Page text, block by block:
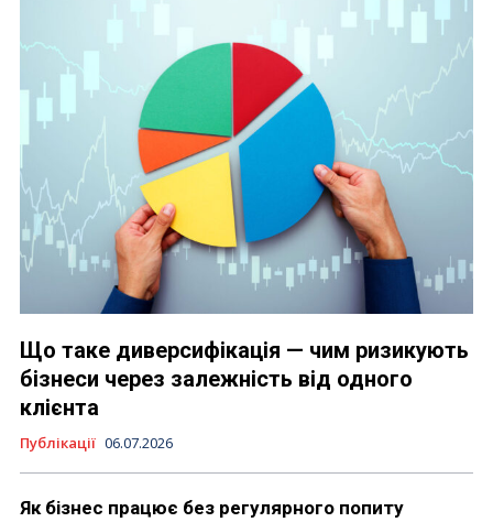
Що таке диверсифікація — чим ризикують
бізнеси через залежність від одного
клієнта
Публікації 06.07.2026
Як бізнес працює без регулярного попиту